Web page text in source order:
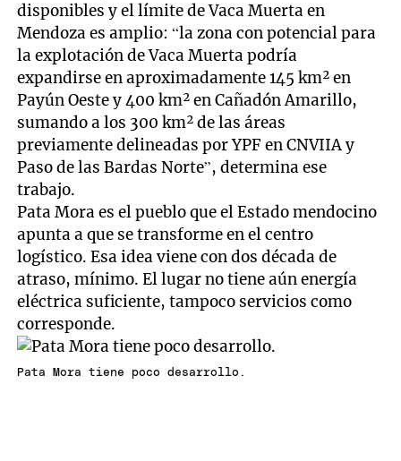
disponibles y el límite de Vaca Muerta en
Mendoza es amplio: “la zona con potencial para
la explotación de Vaca Muerta podría
expandirse en aproximadamente 145 km² en
Payún Oeste y 400 km² en Cañadón Amarillo,
sumando a los 300 km² de las áreas
previamente delineadas por YPF en CNVIIA y
Paso de las Bardas Norte”, determina ese
trabajo.
Pata Mora es el pueblo que el Estado mendocino
apunta a que se transforme en el centro
logístico. Esa idea viene con dos década de
atraso, mínimo. El lugar no tiene aún energía
eléctrica suficiente, tampoco servicios como
corresponde.
Pata Mora tiene poco desarrollo.